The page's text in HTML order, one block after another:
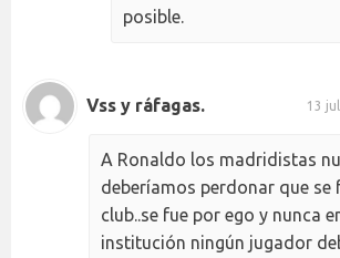
posible.
Vss y ráfagas. 13
A Ronaldo los madridistas
deberíamos perdonar que se
club..se fue por ego y nunca
institución ningún jugador